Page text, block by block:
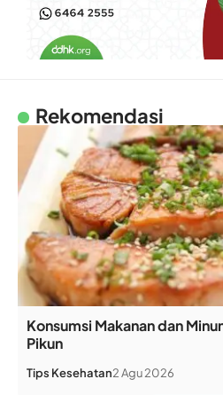
Rekomendasi
Konsumsi Makanan dan
Pikun
Tips Kesehatan2 Agu 2026